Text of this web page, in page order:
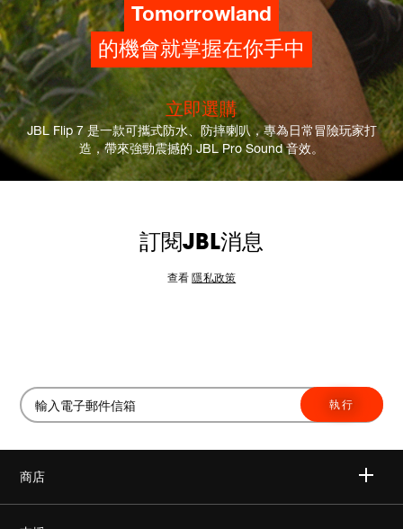
Tomorrowland
的機會就掌握在你手中
立即選購
JBL Flip 7 是一款可攜式防水、防摔喇叭，專為日常冒險玩家打
造，帶來強勁震撼的 JBL Pro Sound 音效。
訂閱JBL消息
查看隱私政策
執行
商店